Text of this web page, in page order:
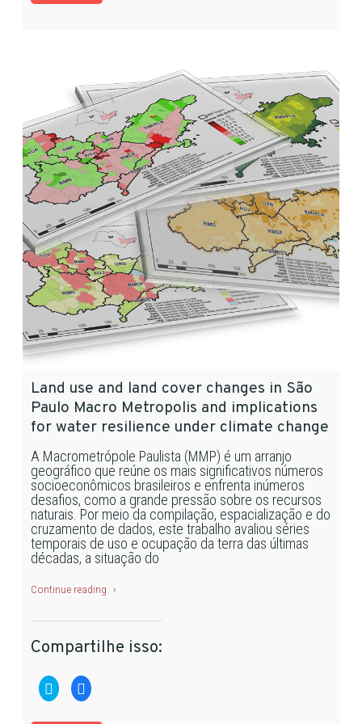
Land use and land cover changes in São
Paulo Macro Metropolis and implications
for water resilience under climate change
A Macrometrópole Paulista (MMP) é um arranjo
geográfico que reúne os mais significativos números
socioeconômicos brasileiros e enfrenta inúmeros
desafios, como a grande pressão sobre os recursos
naturais. Por meio da compilação, espacialização e do
cruzamento de dados, este trabalho avaliou séries
temporais de uso e ocupação da terra das últimas
décadas, a situação do
Continue reading
Compartilhe isso:
Clique
para
compartilhar
Clique
para